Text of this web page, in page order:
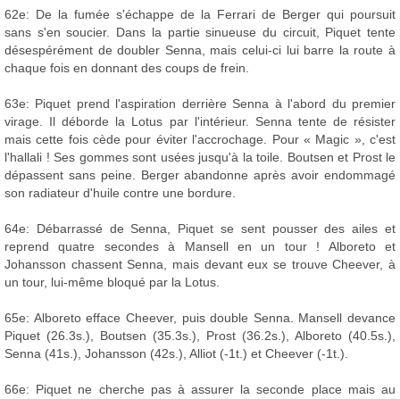
62e: De la fumée s'échappe de la Ferrari de Berger qui poursuit
sans s'en soucier. Dans la partie sinueuse du circuit, Piquet tente
désespérément de doubler Senna, mais celui-ci lui barre la route à
chaque fois en donnant des coups de frein.
63e: Piquet prend l'aspiration derrière Senna à l'abord du premier
virage. Il déborde la Lotus par l'intérieur. Senna tente de résister
mais cette fois cède pour éviter l'accrochage. Pour « Magic », c'est
l'hallali ! Ses gommes sont usées jusqu'à la toile. Boutsen et Prost le
dépassent sans peine. Berger abandonne après avoir endommagé
son radiateur d'huile contre une bordure.
64e: Débarrassé de Senna, Piquet se sent pousser des ailes et
reprend quatre secondes à Mansell en un tour ! Alboreto et
Johansson chassent Senna, mais devant eux se trouve Cheever, à
un tour, lui-même bloqué par la Lotus.
65e: Alboreto efface Cheever, puis double Senna. Mansell devance
Piquet (26.3s.), Boutsen (35.3s.), Prost (36.2s.), Alboreto (40.5s.),
Senna (41s.), Johansson (42s.), Alliot (-1t.) et Cheever (-1t.).
66e: Piquet ne cherche pas à assurer la seconde place mais au